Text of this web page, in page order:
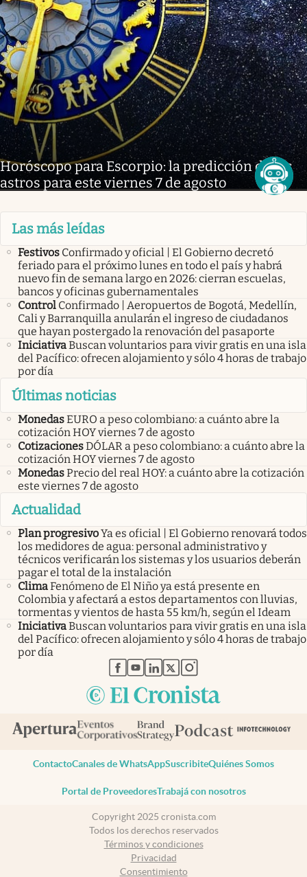
Horóscopo para Escorpio: la predicción de los
astros para este viernes 7 de agosto
Las más leídas
Festivos Confirmado y oficial | El Gobierno decretó
feriado para el próximo lunes en todo el país y habrá
nuevo fin de semana largo en 2026: cierran escuelas,
bancos y oficinas gubernamentales
Control Confirmado | Aeropuertos de Bogotá, Medellín,
Cali y Barranquilla anularán el ingreso de ciudadanos
que hayan postergado la renovación del pasaporte
IniciativaBuscan voluntarios para vivir gratis en una isla
del Pacífico: ofrecen alojamiento y sólo 4 horas de trabajo
por día
Últimas noticias
MonedasEURO a peso colombiano: a cuánto abre la
cotización HOY viernes 7 de agosto
CotizacionesDÓLAR a peso colombiano: a cuánto abre la
cotización HOY viernes 7 de agosto
MonedasPrecio del real HOY: a cuánto abre la cotización
este viernes 7 de agosto
Actualidad
Plan progresivoYa es oficial | El Gobierno renovará todos
los medidores de agua: personal administrativo y
técnicos verificarán los sistemas y los usuarios deberán
pagar el total de la instalación
ClimaFenómeno de El Niño ya está presente en
Colombia y afectará a estos departamentos con lluvias,
tormentas y vientos de hasta 55 km/h, según el Ideam
IniciativaBuscan voluntarios para vivir gratis en una isla
del Pacífico: ofrecen alojamiento y sólo 4 horas de trabajo
por día
abre en nueva pestaña
abre en nueva pestaña
abre en nueva pestaña
abre en nueva pestaña
abre en nueva pestaña
ContactoCanales de WhatsAppSuscribiteQuiénes Somos
Portal de ProveedoresTrabajá con nosotros
Copyright 2025 cronista.com
Todos los derechos reservados
Términos y condiciones
Privacidad
Consentimiento